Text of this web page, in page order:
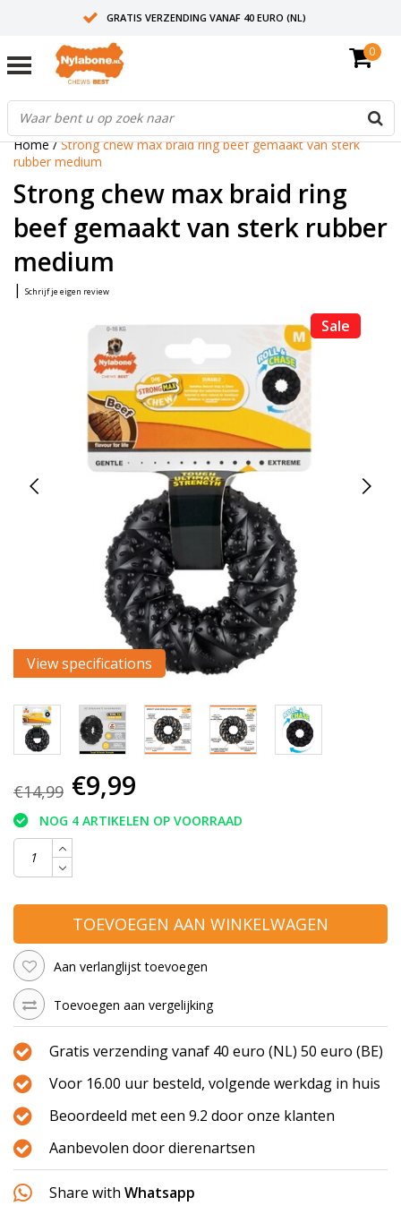
GRATIS VERZENDING VANAF 40 EURO (NL)
0
Home/Strong chew max braid ring beef gemaakt van sterk
rubber medium
Strong chew max braid ring
beef gemaakt van sterk rubber
medium
| Schrijf je eigen review
Sale
View specifications
€14,99 €9,99
NOG 4 ARTIKELEN OP VOORRAAD
TOEVOEGEN AAN WINKELWAGEN
Aan verlanglijst toevoegen
Toevoegen aan vergelijking
Gratis verzending vanaf 40 euro (NL) 50 euro (BE)
Voor 16.00 uur besteld, volgende werkdag in huis
Beoordeeld met een 9.2 door onze klanten
Aanbevolen door dierenartsen
Share with Whatsapp